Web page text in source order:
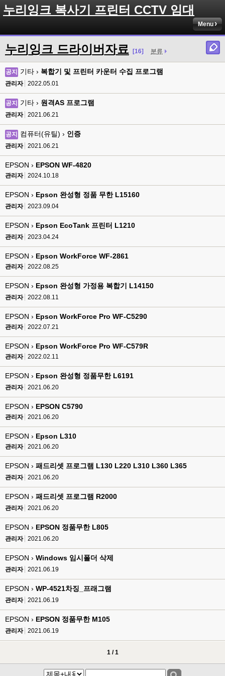
누리잉크 복사기 프린터 CCTV 임대
Menu
누리잉크 드라이버자료 [16] 분류
공지 기타 › 복합기 및 프린터 카운터 수집 프로그램
관리자 2022.05.01
공지 기타 › 원격AS 프로그램
관리자 2021.06.21
공지 컴퓨터(유틸) › 인증
관리자 2021.06.21
EPSON › EPSON WF-4820
관리자 2024.10.18
EPSON › Epson 완성형 정품 무한 L15160
관리자 2023.09.04
EPSON › Epson EcoTank 프린터 L1210
관리자 2023.04.24
EPSON › Epson WorkForce WF-2861
관리자 2022.08.25
EPSON › Epson 완성형 가정용 복합기 L14150
관리자 2022.08.11
EPSON › Epson WorkForce Pro WF-C5290
관리자 2022.07.21
EPSON › Epson WorkForce Pro WF-C579R
관리자 2022.02.11
EPSON › Epson 완성형 정품무한 L6191
관리자 2021.06.20
EPSON › EPSON C5790
관리자 2021.06.20
EPSON › Epson L310
관리자 2021.06.20
EPSON › 패드리셋 프로그램 L130 L220 L310 L360 L365
관리자 2021.06.20
EPSON › 패드리셋 프로그램 R2000
관리자 2021.06.20
EPSON › EPSON 정품무한 L805
관리자 2021.06.20
EPSON › Windows 임시폴더 삭제
관리자 2021.06.19
EPSON › WP-4521차징_프래그램
관리자 2021.06.19
EPSON › EPSON 정품무한 M105
관리자 2021.06.19
1 / 1